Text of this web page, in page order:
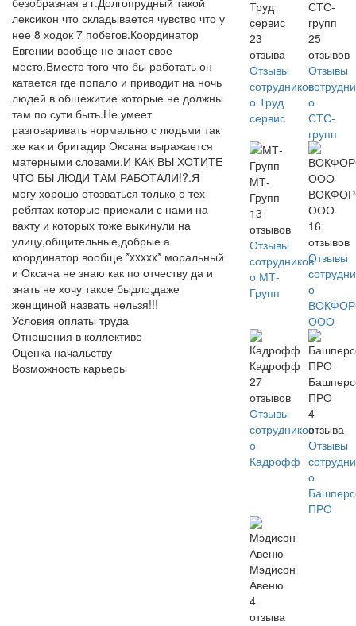
лексикон что складывается чувство что у
нее 8 ходок 7 побегов.Координатор
Евгении вообще не знает свое
место.Вместо того что бы работать он
катается где попало и приводит на ночь
людей в общежитие которые не должны
там по сути быть.Не умеет
разговаривать нормально с людьми так
же как и бригадир Оксана выражается
матерными словами.И КАК ВЫ ХОТИТЕ
ЧТО БЫ ЛЮДИ ТАМ РАБОТАЛИ!?.Я
могу хорошо отозваться только о тех
ребятах которые приехали с нами на
вахту и которых тоже выкинули на
улицу,общительные,добрые а
координатор вообще *xxxxx* моральный
и Оксана не знаю как по отчеству да и
знать не хочу такое быдло,даже
женщиной назвать нельзя!!!
Условия оплаты труда
Отношения в коллективе
Оценка начальству
Возможность карьеры
Труд
сервис
23
отзыва
Отзывы
сотрудников
о Труд
сервис
СТС-
групп
25
отзывов
Отзывы
о
СТС-
групп
МТ-
Групп
13
отзывов
Отзывы
сотрудников
о МТ-
Групп
ООО
16
отзывов
Отзывы
о
ООО
Кадрофф
27
отзывов
Отзывы
сотрудников
о
Кадрофф
ПРО
4
отзыва
Отзывы
о
ПРО
Мэдисон
Авеню
4
отзыва